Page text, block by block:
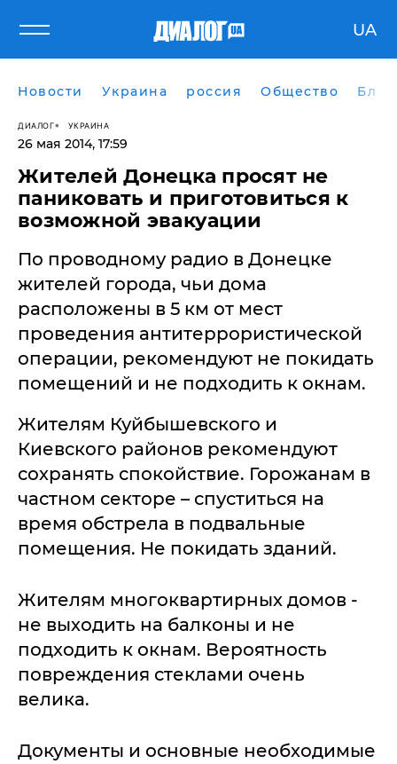
UA
Новости Украина россия Общество
ДИАЛОГ УКРАИНА
26 мая 2014, 17:59
Жителей Донецка просят не
паниковать и приготовиться к
возможной эвакуации
По проводному радио в Донецке
жителей города, чьи дома
расположены в 5 км от мест
проведения антитеррористической
операции, рекомендуют не покидать
помещений и не подходить к окнам.
Жителям Куйбышевского и
Киевского районов рекомендуют
сохранять спокойствие. Горожанам в
частном секторе – спуститься на
время обстрела в подвальные
помещения. Не покидать зданий.
Жителям многоквартирных домов -
не выходить на балконы и не
подходить к окнам. Вероятность
повреждения стеклами очень
велика.
Документы и основные необходимые